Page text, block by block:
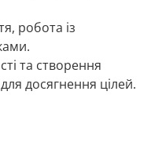
робота із
та створення
досягнення цілей.